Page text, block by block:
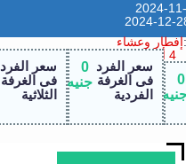
2024-
2024-12-
إفطار وعشاء
4 أيام / 3 ليالى
0
سعر الفرد
فى الغرفة
الفردية
0
جنيه
سعر الفرد
فى الغرفة
الثلاثية